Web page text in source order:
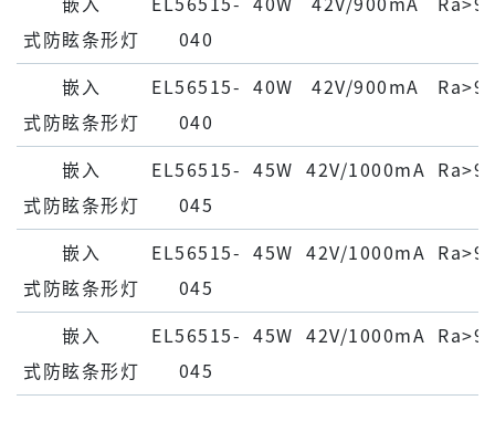
嵌⼊
式防眩条形灯
EL56515-
040
40W 42V/900mA
嵌⼊
式防眩条形灯
EL56515-
040
40W 42V/900mA
嵌⼊
式防眩条形灯
EL56515-
045
45W 42V/1000mA
嵌⼊
式防眩条形灯
EL56515-
045
45W 42V/1000mA
嵌⼊
式防眩条形灯
EL56515-
045
45W 42V/1000mA